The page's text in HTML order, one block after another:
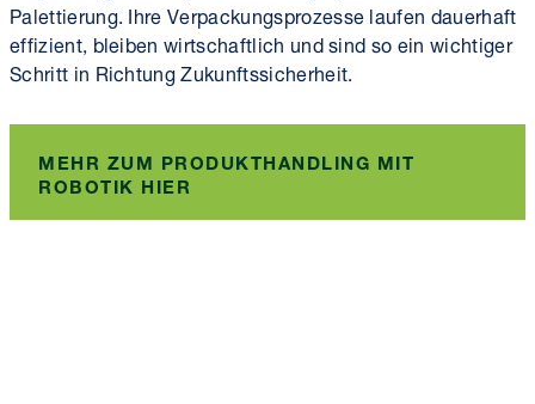
Palettierung. Ihre Verpackungs­prozesse laufen dauerhaft
effizient, bleiben wirtschaftlich und sind so ein wichtiger
Schritt in Richtung Zukunfts­sicherheit.
MEHR ZUM PRODUKTHANDLING MIT
ROBOTIK HIER